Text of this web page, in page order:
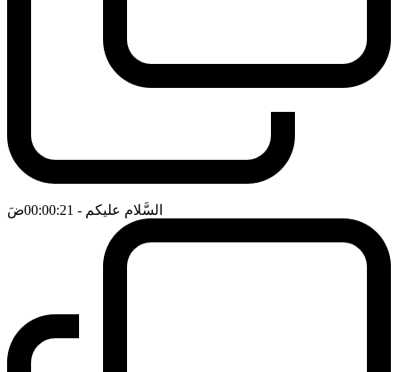
السَّلام عليكم - 00:00:21 ضَ